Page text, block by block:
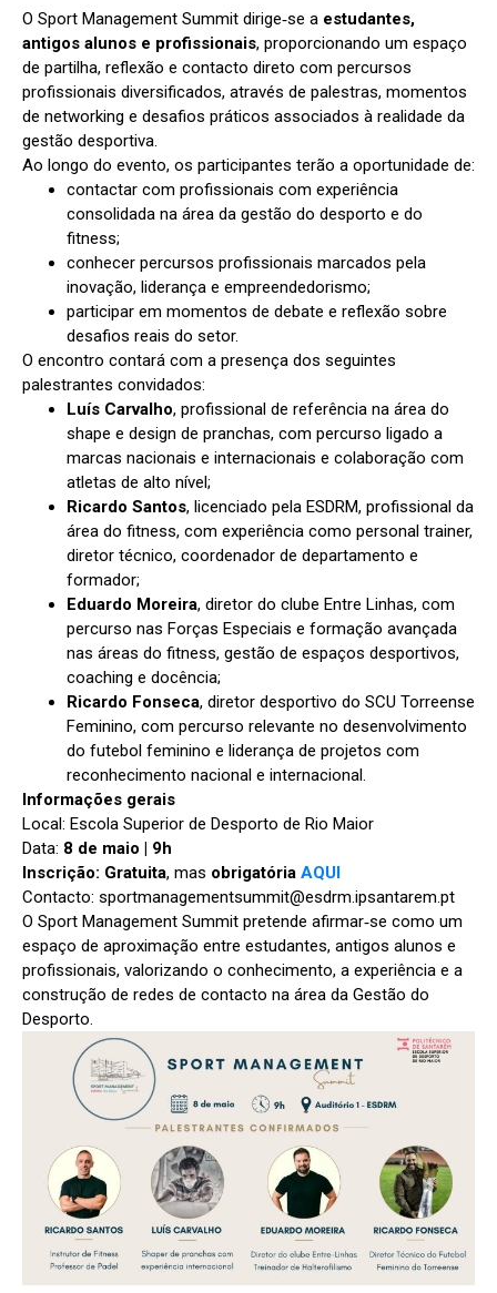
O Sport Management Summit dirige‑se a estudantes,
antigos alunos e profissionais, proporcionando um espaço
de partilha, reflexão e contacto direto com percursos
profissionais diversificados, através de palestras, momentos
de networking e desafios práticos associados à realidade da
gestão desportiva.
Ao longo do evento, os participantes terão a oportunidade de:
contactar com profissionais com experiência
consolidada na área da gestão do desporto e do
fitness;
conhecer percursos profissionais marcados pela
inovação, liderança e empreendedorismo;
participar em momentos de debate e reflexão sobre
desafios reais do setor.
O encontro contará com a presença dos seguintes
palestrantes convidados:
Luís Carvalho, profissional de referência na área do
shape e design de pranchas, com percurso ligado a
marcas nacionais e internacionais e colaboração com
atletas de alto nível;
Ricardo Santos, licenciado pela ESDRM, profissional da
área do fitness, com experiência como personal trainer,
diretor técnico, coordenador de departamento e
formador;
Eduardo Moreira, diretor do clube Entre Linhas, com
percurso nas Forças Especiais e formação avançada
nas áreas do fitness, gestão de espaços desportivos,
coaching e docência;
Ricardo Fonseca, diretor desportivo do SCU Torreense
Feminino, com percurso relevante no desenvolvimento
do futebol feminino e liderança de projetos com
reconhecimento nacional e internacional.
Informações gerais
Local: Escola Superior de Desporto de Rio Maior
Data: 8 de maio | 9h
Inscrição: Gratuita, mas obrigatória AQUI
Contacto: sportmanagementsummit@esdrm.ipsantarem.pt
O Sport Management Summit pretende afirmar‑se como um
espaço de aproximação entre estudantes, antigos alunos e
profissionais, valorizando o conhecimento, a experiência e a
construção de redes de contacto na área da Gestão do
Desporto.